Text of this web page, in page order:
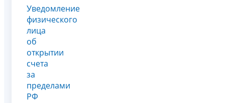
Уведомление
физического
лица
об
открытии
счета
за
пределами
РФ